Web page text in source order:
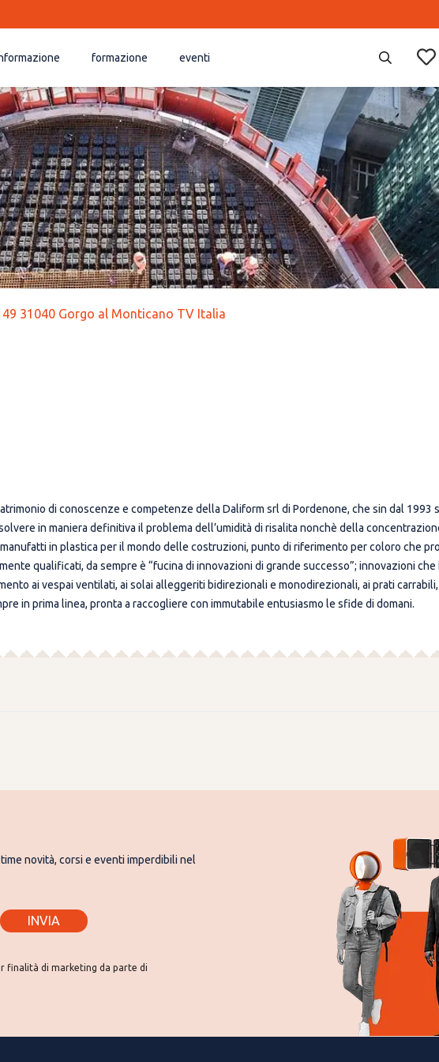
formazione eventi
31040 Gorgo al Monticano TV Italia
di conoscenze e competenze della Daliform srl di Pordenone, che sin dal 1993
in maniera definitiva il problema dell’umidità di risalita nonchè della
in plastica per il mondo delle costruzioni, punto di riferimento per coloro che
qualificati, da sempre è “fucina di innovazioni di grande successo”; innovazioni
ai vespai ventilati, ai solai alleggeriti bidirezionali e monodirezionali, ai prati
in prima linea, pronta a raccogliere con immutabile entusiasmo le sfide di domani.
novità, corsi e eventi imperdibili nel
INVIA
finalità di marketing da parte di